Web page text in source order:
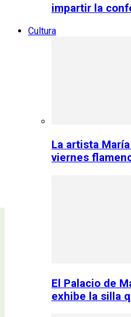
impartir la
Cultura
La artista
viernes
El Palacio de
exhibe la silla